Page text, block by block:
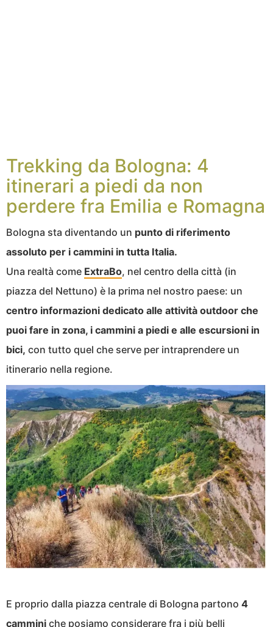
Trekking da Bologna: 4
itinerari a piedi da non
perdere fra Emilia e Romagna
Bologna sta diventando un punto di riferimento
assoluto per i cammini in tutta Italia.
Una realtà come ExtraBo, nel centro della città (in
piazza del Nettuno) è la prima nel nostro paese: un
centro informazioni dedicato alle attività outdoor che
puoi fare in zona, i cammini a piedi e alle escursioni in
bici, con tutto quel che serve per intraprendere un
itinerario nella regione.
E proprio dalla piazza centrale di Bologna partono 4
cammini che posiamo considerare fra i più belli